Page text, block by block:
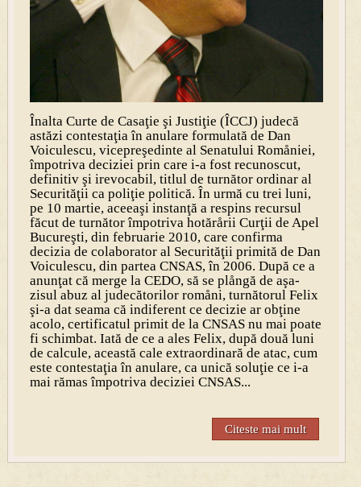
Înalta Curte de Casaţie şi Justiţie (ÎCCJ) judecă
astăzi contestaţia în anulare formulată de Dan
Voiculescu, vicepreşedinte al Senatului Romåniei,
împotriva deciziei prin care i-a fost recunoscut,
definitiv şi irevocabil, titlul de turnător ordinar al
Securităţii ca poliţie politică. În urmă cu trei luni,
pe 10 martie, aceeaşi instanţă a respins recursul
făcut de turnător împotriva hotărårii Curţii de Apel
Bucureşti, din februarie 2010, care confirma
decizia de colaborator al Securităţii primită de Dan
Voiculescu, din partea CNSAS, în 2006. După ce a
anunţat că merge la CEDO, să se plångă de aşa-
zisul abuz al judecătorilor romåni, turnătorul Felix
şi-a dat seama că indiferent ce decizie ar obţine
acolo, certificatul primit de la CNSAS nu mai poate
fi schimbat. Iată de ce a ales Felix, după două luni
de calcule, această cale extraordinară de atac, cum
este contestaţia în anulare, ca unică soluţie ce i-a
mai rămas împotriva deciziei CNSAS...
Citeste mai mult